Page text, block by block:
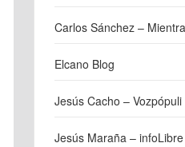
Carlos Sánchez –
Elcano Blog
Jesús Cacho – Vozpópuli
Jesús Maraña – infoLibre